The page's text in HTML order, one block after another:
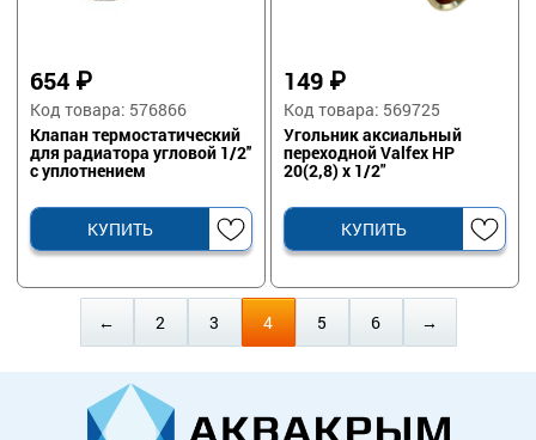
654 ₽
Код товара: 576866
Клапан термостатический
для радиатора угловой 1/2''
с уплотнением
КУПИТЬ
149 ₽
Код товара: 569725
Угольник аксиальный
переходной Valfex НР
20(2,8) х 1/2"
КУПИТЬ
← 2 3 4 5 6 →